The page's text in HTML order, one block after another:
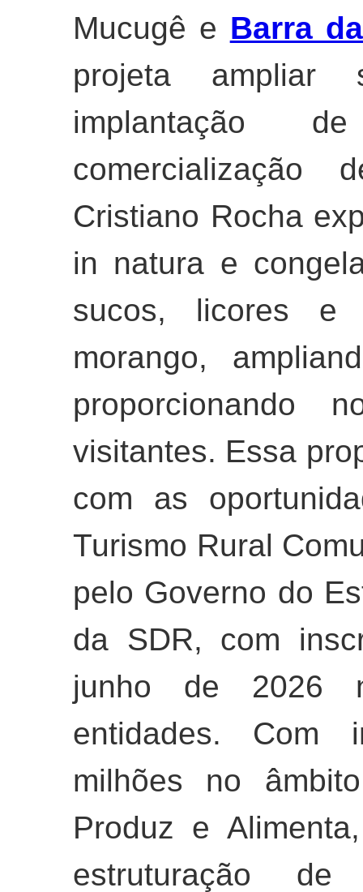
Mucugê e Barra
projeta
implantação
comercialização
Cristiano Rocha
in natura e
sucos, licores e
morango,
proporcionando
visitantes. Essa
com as
Turismo Rural
pelo Governo do
da SDR, com
junho de 2026
entidades. Com
milhões no
Produz e
estruturação de